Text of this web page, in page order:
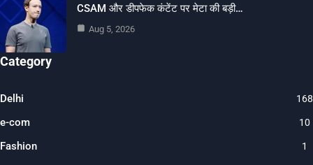
CSAM और डीपफेक कंटेंट पर मेटा की बड़ी…
Aug 5, 2026
Category
Delhi
e-com 10
Fashion 1